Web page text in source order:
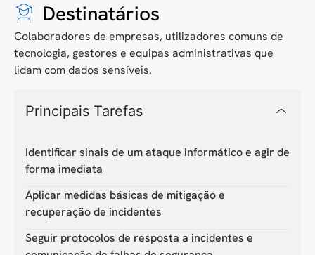
Destinatários
Colaboradores de empresas, utilizadores comuns de
tecnologia, gestores e equipas administrativas que
lidam com dados sensíveis.
Principais Tarefas
Identificar sinais de um ataque informático e agir de
forma imediata
Aplicar medidas básicas de mitigação e
recuperação de incidentes
Seguir protocolos de resposta a incidentes e